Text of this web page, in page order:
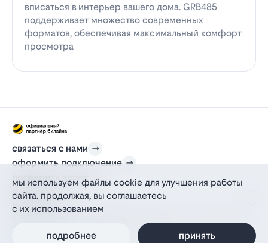
вписаться в интерьер вашего дома. GRB485
поддерживает множество современных
форматов, обеспечивая максимальный комфорт
просмотра
связаться с нами
оформить подключение
проверить адрес
для дома
информация
действующий на основании агентского договора
политика персональных данных
мы используем файлы cookie для улучшения работы
сайта. продолжая, вы соглашаетесь
с их использованием
подробнее принять